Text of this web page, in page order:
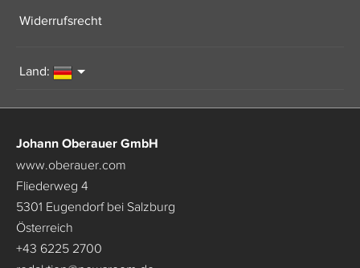
Widerrufsrecht
Land:
Johann Oberauer GmbH
www.oberauer.com
Fliederweg 4
5301 Eugendorf bei Salzburg
Österreich
+43 6225 2700